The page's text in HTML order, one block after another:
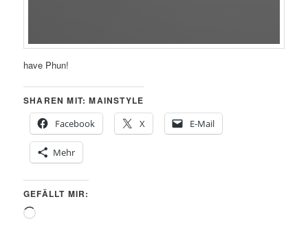
have Phun!
SHAREN MIT: MAINSTYLE
Facebook
X E-Mail
Mehr
GEFÄLLT MIR:
Wird